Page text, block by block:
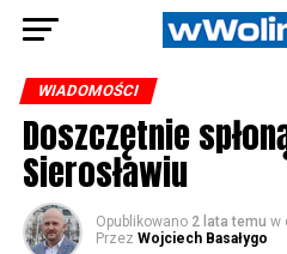
WIADOMOŚCI
Doszczętnie
Sierosławiu
Opublikowano 2 lata temu w
Przez Wojciech Basałygo